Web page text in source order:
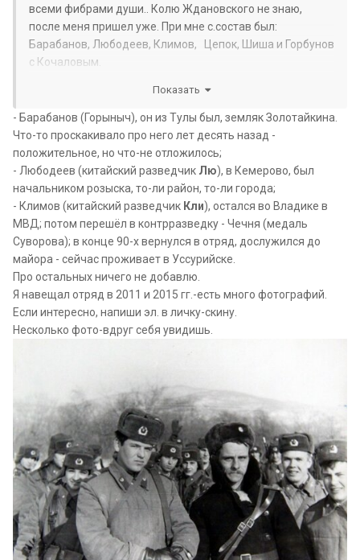
всеми фибрами души.. Колю Ждановского не знаю,
после меня пришел уже. При мне с.состав был:
Барабанов, Любодеев, Климов, Цепок, Шиша и Горбунов
с Кочаловым.
Показать
- Барабанов (Горыныч), он из Тулы был, земляк Золотайкина.
Что-то проскакивало про него лет десять назад -
положительное, но что-не отложилось;
- Любодеев (китайский разведчик Лю), в Кемерово, был
начальником розыска, то-ли район, то-ли города;
- Климов (китайский разведчик Кли), остался во Владике в
МВД; потом перешёл в контрразведку - Чечня (медаль
Суворова); в конце 90-х вернулся в отряд, дослужился до
майора - сейчас проживает в Уссурийске.
Про остальных ничего не добавлю.
Я навещал отряд в 2011 и 2015 гг.-есть много фотографий.
Если интересно, напиши эл. в личку-скину.
Несколько фото-вдруг себя увидишь.